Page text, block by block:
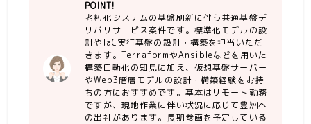
・WEBAP：Apache、Tomcat、
WebLogic、IIS
・クラウド：OCI、Hyper-V
・バッチ：JP1、HULFT
・クラスタ：Pacemaker
・ IaC：Terraform、Ansible、
ServerSpec
・利用製品の知見、設計/構築経験
POINT!
老朽化システムの基盤刷新に伴う共通基盤デ
リバリサービス案件です。標準化モデルの設
計やIaC実行基盤の設計・構築を担当いただ
きます。TerraformやAnsibleなどを用いた
構築自動化の知見に加え、仮想基盤サーバー
やWeb3階層モデルの設計・構築経験をお持
ちの方におすすめです。基本はリモート勤務
ですが、現地作業に伴い状況に応じて豊洲へ
の出社があります。長期参画を予定している